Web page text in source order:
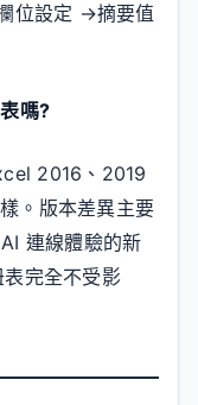
位設定 →摘要值
嗎?
2016、2019
。版本差異主要
連線體驗的新
完全不受影